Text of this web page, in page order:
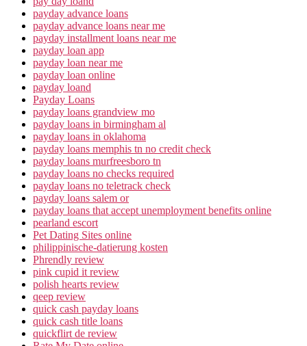
payday advance loans
payday advance loans near me
payday installment loans near me
payday loan app
payday loan near me
payday loan online
payday loand
Payday Loans
payday loans grandview mo
payday loans in birmingham al
payday loans in oklahoma
payday loans memphis tn no credit check
payday loans murfreesboro tn
payday loans no checks required
payday loans no teletrack check
payday loans salem or
payday loans that accept unemployment benefits online
pearland escort
Pet Dating Sites online
philippinische-datierung kosten
Phrendly review
pink cupid it review
polish hearts review
qeep review
quick cash payday loans
quick cash title loans
quickflirt de review